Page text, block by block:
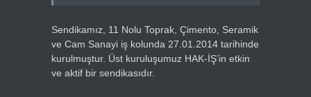
Sendikamız, 11 Nolu Toprak, Çimento, Seramik
ve Cam Sanayi iş kolunda 27.01.2014 tarihinde
kurulmuştur. Üst kuruluşumuz HAK-İŞ’in etkin
ve aktif bir sendikasıdır.